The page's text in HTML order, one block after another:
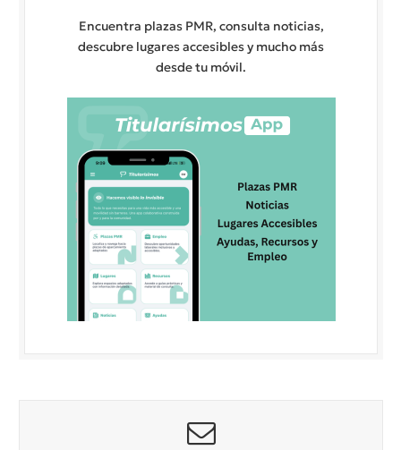
Encuentra plazas PMR, consulta noticias,
descubre lugares accesibles y mucho más
desde tu móvil.